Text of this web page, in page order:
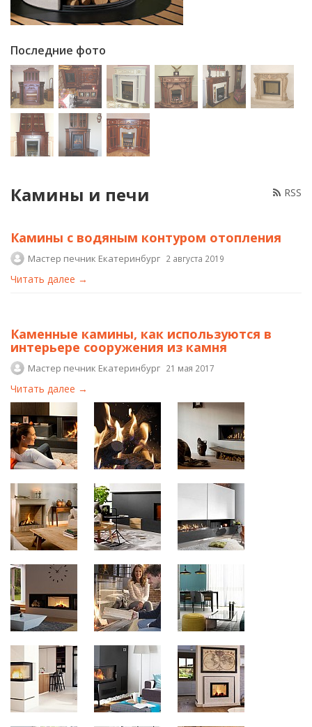
Последние фото
RSS
Камины и печи
Камины с водяным контуром отопления
Мастер печник Екатеринбург 2 августа 2019
Читать далее →
Каменные камины, как используются в
интерьере сооружения из камня
Мастер печник Екатеринбург 21 мая 2017
Читать далее →